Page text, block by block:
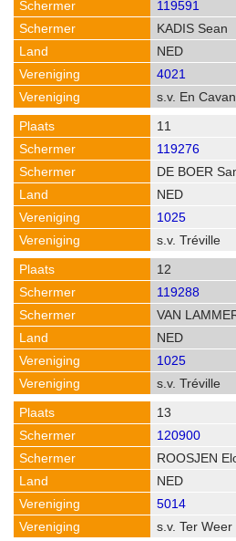
119591
KADIS Sean
NED
4021
s.v. En
11
119276
DE BOER
NED
1025
s.v. Tréville
12
119288
VAN
NED
1025
s.v. Tréville
13
120900
ROOSJEN
NED
5014
s.v. Ter Weer